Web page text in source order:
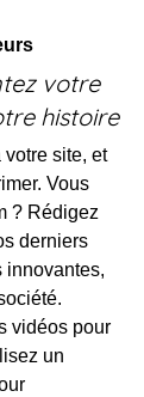
votre
histoire
site, et
Vous
? Rédigez
derniers
innovantes,
vidéos pour
un